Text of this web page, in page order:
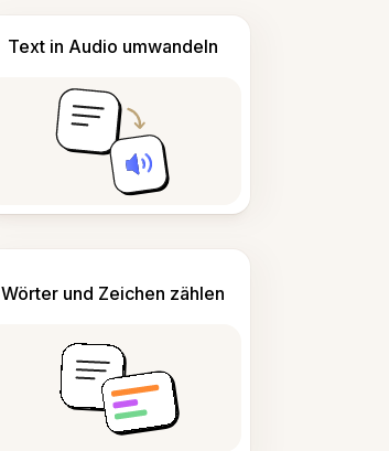
Text in Audio umwandeln
Wörter und Zeichen zählen